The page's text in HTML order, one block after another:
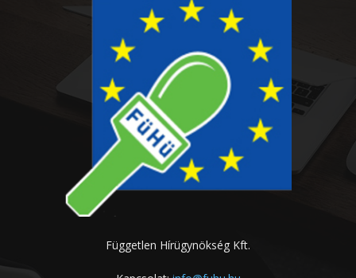
Független Hírügynökség Kft.